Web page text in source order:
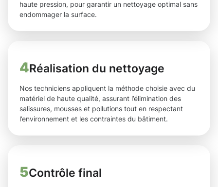
haute pression, pour garantir un nettoyage optimal sans
endommager la surface.
4Réalisation du nettoyage
Nos techniciens appliquent la méthode choisie avec du
matériel de haute qualité, assurant l’élimination des
salissures, mousses et pollutions tout en respectant
l’environnement et les contraintes du bâtiment.
5Contrôle final